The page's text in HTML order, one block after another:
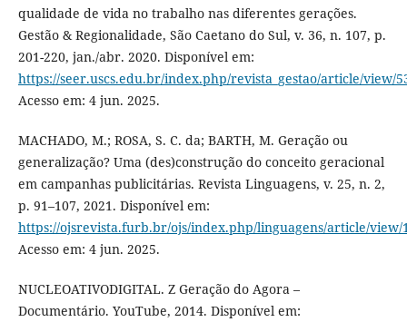
qualidade de vida no trabalho nas diferentes gerações.
Gestão & Regionalidade, São Caetano do Sul, v. 36, n. 107, p.
201-220, jan./abr. 2020. Disponível em:
https://seer.uscs.edu.br/index.php/revista_gestao/article/view/
Acesso em: 4 jun. 2025.
MACHADO, M.; ROSA, S. C. da; BARTH, M. Geração ou
generalização? Uma (des)construção do conceito geracional
em campanhas publicitárias. Revista Linguagens, v. 25, n. 2,
p. 91–107, 2021. Disponível em:
https://ojsrevista.furb.br/ojs/index.php/linguagens/article/view/
Acesso em: 4 jun. 2025.
NUCLEOATIVODIGITAL. Z Geração do Agora –
Documentário. YouTube, 2014. Disponível em: